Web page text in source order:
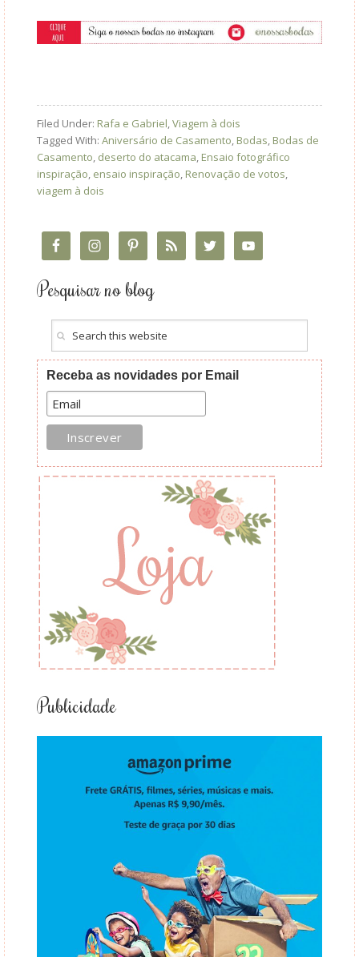
Filed Under: Rafa e Gabriel,Viagem à dois
Tagged With: Aniversário de Casamento, Bodas, Bodas de
Casamento, deserto do atacama, Ensaio fotográfico
inspiração, ensaio inspiração, Renovação de votos,
viagem à dois
Pesquisar no blog
Receba as novidades por Email
Publicidade